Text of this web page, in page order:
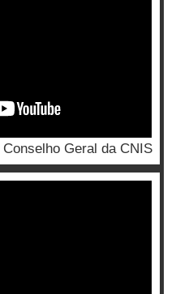
Geral da CNIS